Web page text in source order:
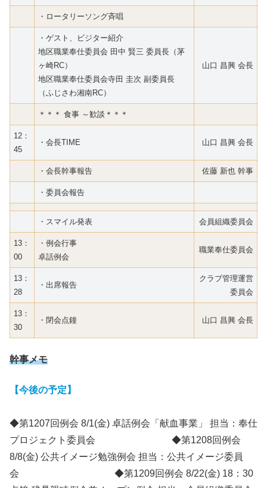
・ロータリーソング斉唱
・ゲスト、ビジター紹介
地区職業奉仕委員会 田中 賢三 委員長（茅
ヶ崎RC）
地区職業奉仕委員会寺田 圭次 副委員長
（ふじさわ湘南RC）
山口 昌興 会長
＊＊＊ 食事 ～歓談＊＊＊
12：
45
・会長TIME 山口 昌興 会長
・会長幹事報告 佐藤 新也 幹事
・委員会報告
・スマイル発表 会員組織委員会
13：
00
・例会行事
卓話例会
職業奉仕委員会
13：
28
・出席報告
クラブ管理運営
委員会
13：
30
・閉会点鐘 山口 昌興 会長
幹事メモ
【今後の予定】
◆第1207回例会 8/1(金) 卓話例会「献血事業」 担当：奉仕
プロジェクト委員会 ◆第1208回例会
8/8(金) 公共イメージ勉強例会 担当：公共イメージ委員
会 ◆第1209回例会 8/22(金) 18：30